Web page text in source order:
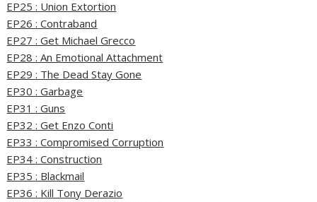
EP25 : Union Extortion
EP26 : Contraband
EP27 : Get Michael Grecco
EP28 : An Emotional Attachment
EP29 : The Dead Stay Gone
EP30 : Garbage
EP31 : Guns
EP32 : Get Enzo Conti
EP33 : Compromised Corruption
EP34 : Construction
EP35 : Blackmail
EP36 : Kill Tony Derazio